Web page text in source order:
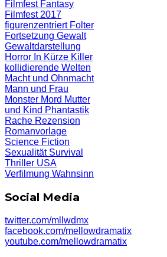
Filmfest Fantasy
Filmfest 2017
figurenzentriert Folter
Fortsetzung Gewalt
Gewaltdarstellung
Horror In Kürze Killer
kollidierende Welten
Macht und Ohnmacht
Mann und Frau
Monster Mord Mutter
und Kind Phantastik
Rache Rezension
Romanvorlage
Science Fiction
Sexualität Survival
Thriller USA
Verfilmung Wahnsinn
Social Media
twitter.com/mllwdmx
facebook.com/mellowdramatix
youtube.com/mellowdramatix